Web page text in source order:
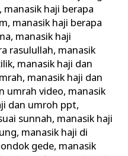
, manasik haji berapa
, manasik haji berapa
, manasik haji
rasulullah, manasik
, manasik haji dan
, manasik haji dan
umrah video, manasik
dan umroh ppt,
sunnah, manasik haji
, manasik haji di
gede, manasik